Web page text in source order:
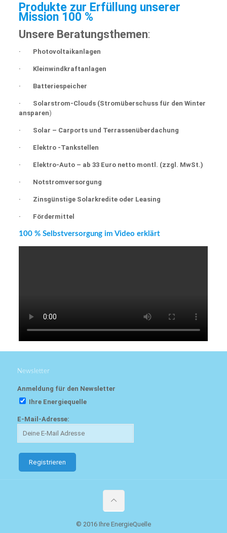
Produkte zur Erfüllung unserer
Mission 100 %
Unsere Beratungsthemen:
· Photovoltaikanlagen
· Kleinwindkraftanlagen
· Batteriespeicher
· Solarstrom-Clouds (Stromüberschuss für den Winter
ansparen)
· Solar – Carports und Terrassenüberdachung
· Elektro -Tankstellen
· Elektro-Auto – ab 33 Euro netto montl. (zzgl. MwSt.)
· Notstromversorgung
· Zinsgünstige Solarkredite oder Leasing
· Fördermittel
100 % Selbstversorgung im Video erklärt
Newsletter
Anmeldung für den Newsletter
Ihre Energiequelle
E-Mail-Adresse:
© 2016 Ihre EnergieQuelle